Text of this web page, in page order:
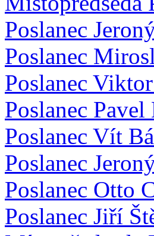
Poslanec
Poslanec
Poslanec
Poslanec
Poslanec Vít
Poslanec
Poslanec Otto
Poslanec Jiří